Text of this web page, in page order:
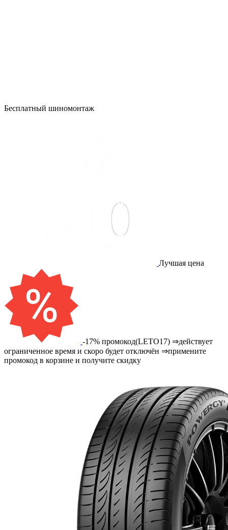
Бесплатный шиномонтаж
Лучшая цена
-17% промокод(LETO17) ⇒действует
ограниченное время и скоро будет отключён ⇒примените
промокод в корзине и получите скидку